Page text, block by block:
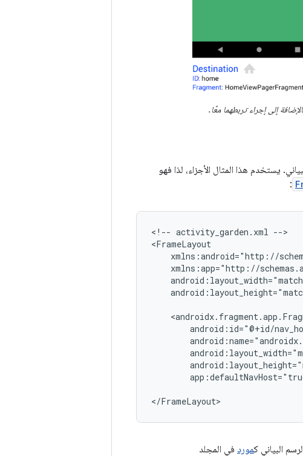
إلى إجراء تربطهما معًا.
يستخدم هذا المثال الأجزاء، لذا فهو
:
<!-- activity_garden.xml -->
البياني كمورد في المجلد